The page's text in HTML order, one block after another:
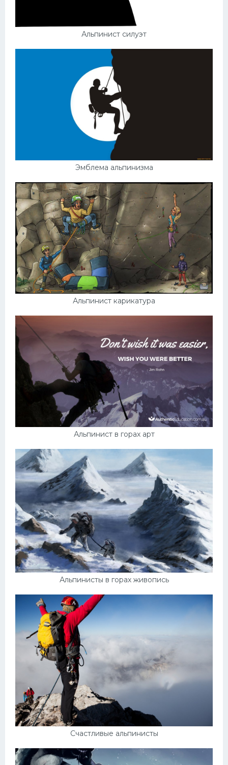
Альпинист силуэт
Эмблема альпинизма
Альпинист карикатура
Альпинист в горах арт
Альпинисты в горах живопись
Счастливые альпинисты